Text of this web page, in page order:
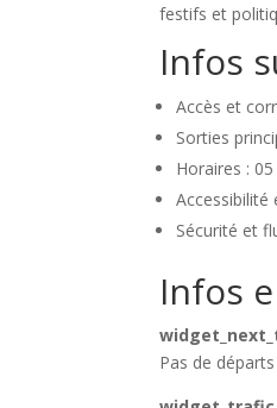
festifs et
Infos
Accès et
Sorties
Horaires :
Accessibilité
Sécurité et
Infos
Pas de